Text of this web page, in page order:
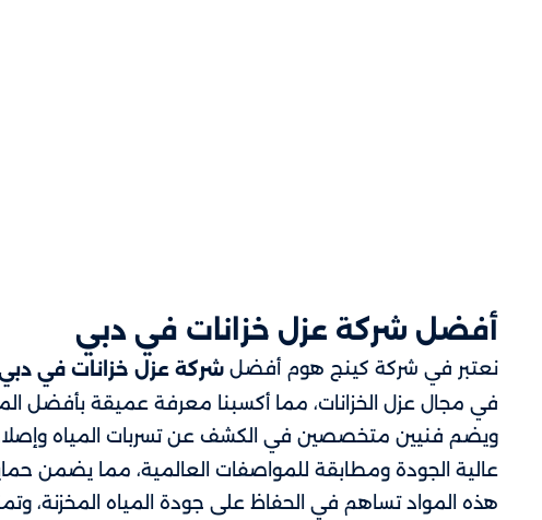
أفضل شركة عزل خزانات في دبي
نعتبر في شركة كينج هوم أفضل شركة عزل خزانات في
في مجال عزل الخزانات، مما أكسبنا معرفة عميقة بأفضل
ويضم فنيين متخصصين في الكشف عن تسربات المياه
عالية الجودة ومطابقة للمواصفات العالمية، مما يضمن
هذه المواد تساهم في الحفاظ على جودة المياه المخزنة،